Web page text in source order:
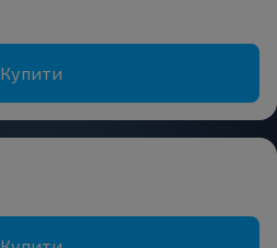
Купити